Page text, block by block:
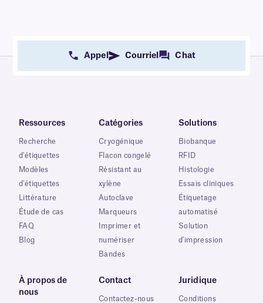
Appel Courriel Chat
Ressources
Recherche
d'étiquettes
Modèles
d'étiquettes
Littérature
Étude de cas
FAQ
Blog
Catégories
Cryogénique
Flacon congelé
Résistant au
xylène
Autoclave
Marqueurs
Imprimer et
numériser
Bandes
Solutions
Biobanque
RFID
Histologie
Essais cliniques
Étiquetage
automatisé
Solution
d'impression
À propos de
nous
Contact
Contactez-nous
Juridique
Conditions